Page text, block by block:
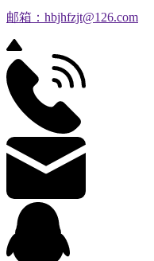
邮箱：hbjhfzjt@126.com